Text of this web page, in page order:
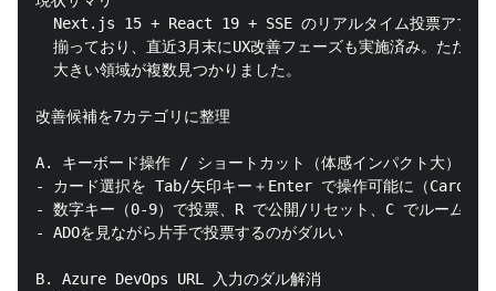
Next.js 15 + React 19 + SSE のリアルタイム投票アプリ
揃っており、直近3月末にUX改善フェーズも実施済み。ただし
  大きい領域が複数見つかりました。
改善候補を7カテゴリに整理
A. キーボード操作 / ショートカット（体感インパクト大）
- カード選択を Tab/矢印キー＋Enter で操作可能に（
- 数字キー（0-9）で投票、R で公開/リセット、C でルームコー
- ADOを見ながら片手で投票するのがダルい
B. Azure DevOps URL 入力のダル解消